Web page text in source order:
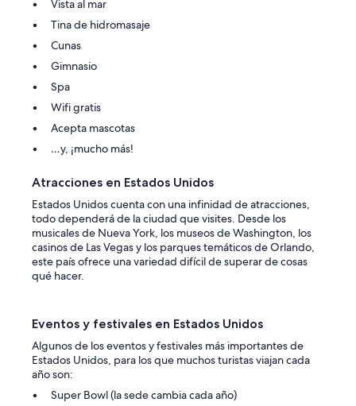
Vista al mar
Tina de hidromasaje
Cunas
Gimnasio
Spa
Wifi gratis
Acepta mascotas
…y, ¡mucho más!
Atracciones en Estados Unidos
Estados Unidos cuenta con una infinidad de atracciones,
todo dependerá de la ciudad que visites. Desde los
musicales de Nueva York, los museos de Washington, los
casinos de Las Vegas y los parques temáticos de Orlando,
este país ofrece una variedad difícil de superar de cosas
qué hacer.
Eventos y festivales en Estados Unidos
Algunos de los eventos y festivales más importantes de
Estados Unidos, para los que muchos turistas viajan cada
año son:
Super Bowl (la sede cambia cada año)